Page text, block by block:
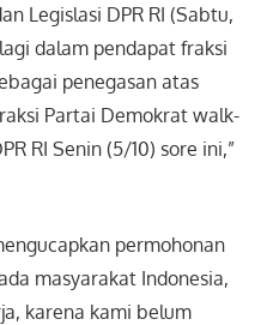
Legislasi DPR RI (Sabtu,
dalam pendapat fraksi
penegasan atas
Partai Demokrat walk-
RI Senin (5/10) sore ini,”
permohonan
masyarakat Indonesia,
karena kami belum